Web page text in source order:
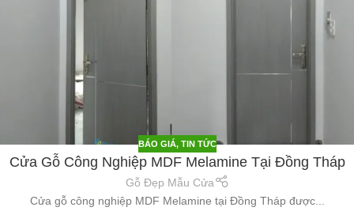
BÁO GIÁ, TIN TỨC
Cửa Gỗ Công Nghiệp MDF Melamine Tại Đồng Tháp
Gỗ Đẹp Mẫu Cửa
Cửa gỗ công nghiệp MDF Melamine tại Đồng Tháp được...